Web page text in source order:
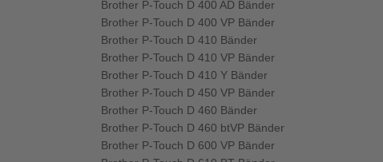
Brother P-Touch D 400 AD Bänder
Brother P-Touch D 400 VP Bänder
Brother P-Touch D 410 Bänder
Brother P-Touch D 410 VP Bänder
Brother P-Touch D 410 Y Bänder
Brother P-Touch D 450 VP Bänder
Brother P-Touch D 460 Bänder
Brother P-Touch D 460 btVP Bänder
Brother P-Touch D 600 VP Bänder